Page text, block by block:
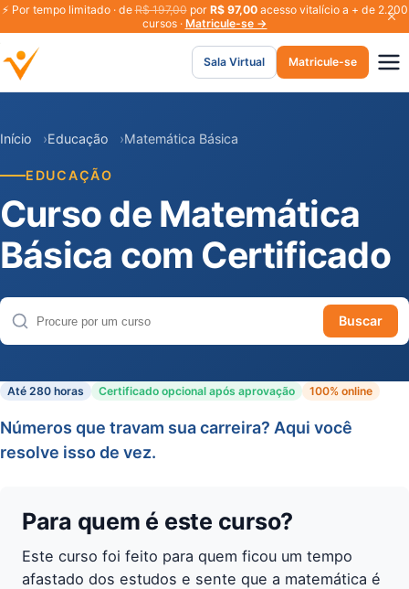
⚡ Por tempo limitado · deR$ 197,00por R$ 97,00acesso vitalício a + de 2.200
cursos · Matricule-se →
Sala Virtual Matricule-se
Início Educação Matemática Básica
EDUCAÇÃO
Curso de Matemática
Básica com Certificado
Buscar cursos
Buscar
Até 280 horas Certificado opcional após aprovação 100% online
Números que travam sua carreira? Aqui você
resolve isso de vez.
Para quem é este curso?
Este curso foi feito para quem ficou um tempo
afastado dos estudos e sente que a matemática é